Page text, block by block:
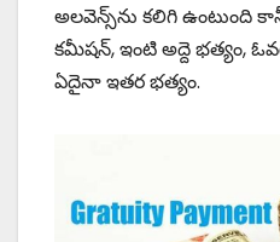
అలవెన్స్‌ను కలిగి ఉంటుంది
కమీషన్, ఇంటి అద్దె భత్యం,
ఏదైనా ఇతర భత్యం.